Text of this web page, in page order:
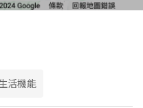
活機能